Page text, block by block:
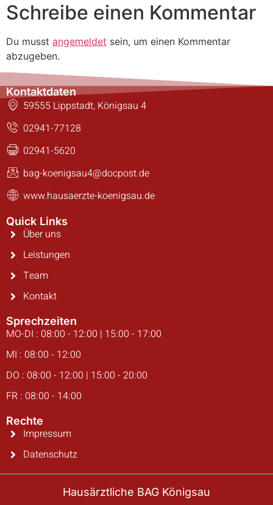
Schreibe einen Kommentar
Du musst angemeldet sein, um einen Kommentar
abzugeben.
Kontaktdaten
59555 Lippstadt, Königsau 4
02941-77128
02941-5620
bag-koenigsau4@docpost.de
www.hausaerzte-koenigsau.de
Quick Links
Über uns
Leistungen
Team
Kontakt
Sprechzeiten
MO-DI : 08:00 - 12:00 | 15:00 - 17:00
MI : 08:00 - 12:00
DO : 08:00 - 12:00 | 15:00 - 20:00
FR : 08:00 - 14:00
Rechte
Impressum
Datenschutz
Hausärztliche BAG Königsau